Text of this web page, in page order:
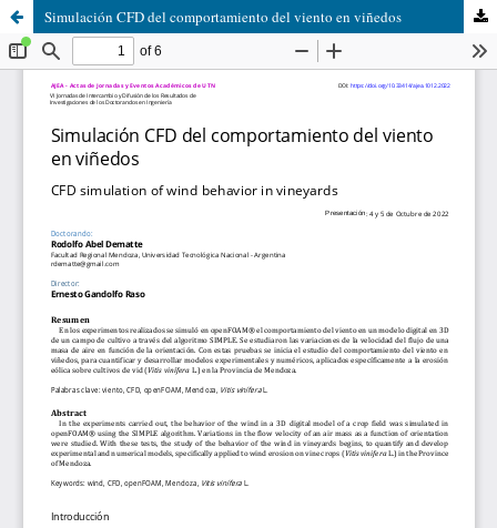
Simulación CFD del comportamiento del viento en viñedos